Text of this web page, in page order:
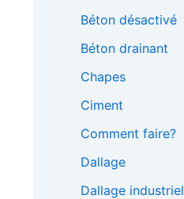
Béton désactivé
Béton drainant
Chapes
Ciment
Comment faire?
Dallage
Dallage industriel